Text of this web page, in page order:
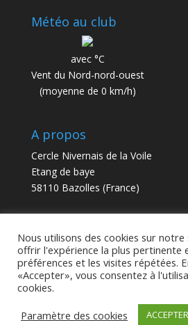
Météo au club
avec °C
Vent du Nord-nord-ouest
(moyenne de 0 km/h)
A propos
Cercle Nivernais de la Voile
Etang de baye
58110 Bazolles (France)
Nous utilisons des cookies sur
offrir l'expérience la plus pertinente
préférences et les visites répétées.
«Accepter», vous consentez à
cookies.
Paramètre des cookies
ACCEPTER